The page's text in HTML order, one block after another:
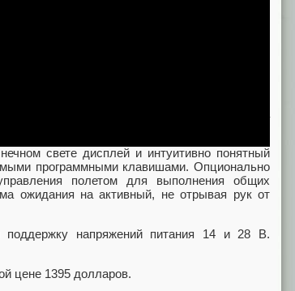
легче убедиться, что правильная частота
свете дисплей и интуитивно понятный
программными клавишами. Опционально
полетом для выполнения общих
ожидания на активный, не отрывая рук от
напряжений питания 14 и 28 В.
цене 1395 долларов.